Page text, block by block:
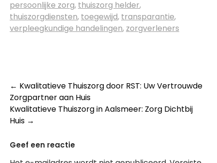
persoonlijke zorg, thuiszorg helder,
thuiszorgdiensten, toegewijd, transparantie,
verpleegkundige handelingen, zorgverleners
Post
navigation
← Kwalitatieve Thuiszorg door RST: Uw Vertrouwde
Zorgpartner aan Huis
Kwalitatieve Thuiszorg in Aalsmeer: Zorg Dichtbij
Huis →
Geef een reactie